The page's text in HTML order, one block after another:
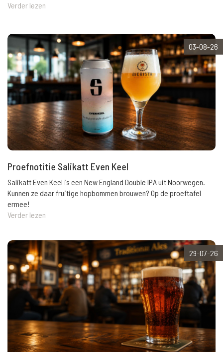
Verder lezen
03-08-26
Proefnotitie Salikatt Even Keel
Salikatt Even Keel is een New England Double IPA uit Noorwegen.
Kunnen ze daar fruitige hopbommen brouwen? Op de proeftafel
ermee!
Verder lezen
29-07-26